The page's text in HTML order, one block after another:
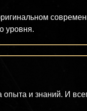
уровня.
и знаний. И